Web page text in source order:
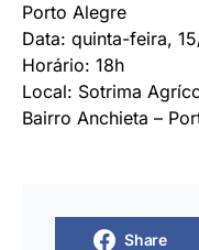
Porto Alegre
Data: quinta-feira,
Horário: 18h
Local: Sotrima
Bairro Anchieta –
Share